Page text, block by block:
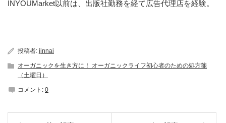
INYOUMarket以前は、出版社勤務を経て広告代理店を経験。
投稿者: jinnai
オーガニックを生き方に！ オーガニックライフ初心者のための処方箋
（土曜日）
コメント: 0